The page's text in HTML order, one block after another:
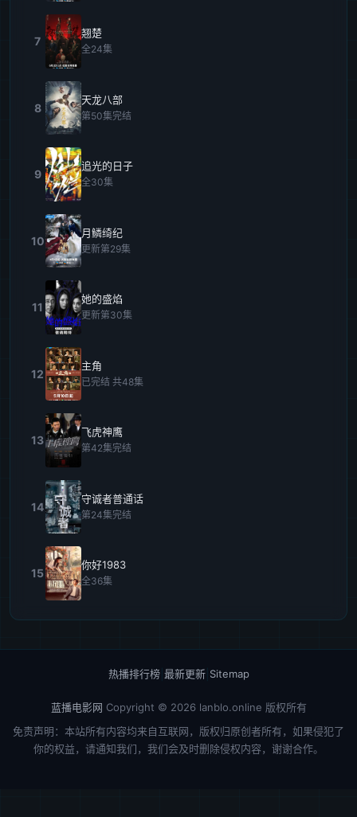
7
翘楚
全24集
8
天龙八部
第50集完结
9
追光的日子
全30集
10
月鳞绮纪
更新第29集
11
她的盛焰
更新第30集
12
主角
已完结 共48集
13
飞虎神鹰
第42集完结
14
守诚者普通话
第24集完结
15
你好1983
全36集
热播排行榜| 最新更新| Sitemap
蓝播电影网 Copyright © 2026 lanblo.online 版权所有
免责声明：本站所有内容均来自互联网，版权归原创者所有，如果侵犯了
你的权益，请通知我们，我们会及时删除侵权内容，谢谢合作。